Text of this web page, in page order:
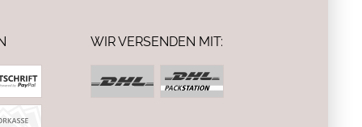
WIR VERSENDEN MIT: